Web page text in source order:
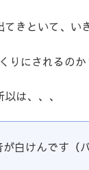
きといて、い
にされるのか
は、、、
白けんです（